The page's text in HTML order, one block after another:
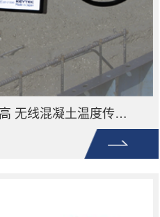
SANKO山高 无线混凝土温度传感器 T 型块